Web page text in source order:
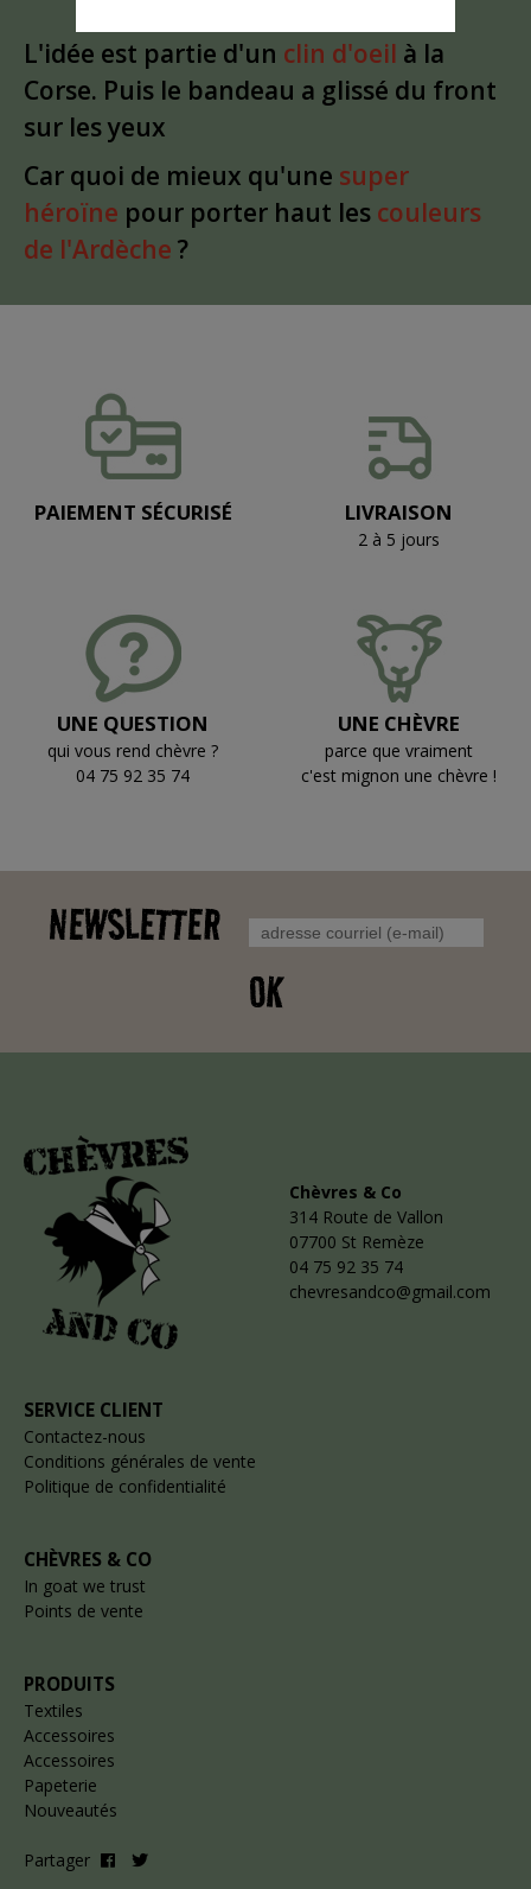
L'idée est partie d'un clin d'oeil à la
Corse. Puis le bandeau a glissé du front
sur les yeux
Car quoi de mieux qu'une super
héroïne pour porter haut les couleurs
de l'Ardèche ?
PAIEMENT SÉCURISÉ LIVRAISON
2 à 5 jours
UNE QUESTION
qui vous rend chèvre ?
04 75 92 35 74
UNE CHÈVRE
parce que vraiment
c'est mignon une chèvre !
NEWSLETTER
OK
Chèvres & Co
314 Route de Vallon
07700 St Remèze
04 75 92 35 74
chevresandco@gmail.com
SERVICE CLIENT
Contactez-nous
Conditions générales de vente
Politique de confidentialité
CHÈVRES & CO
In goat we trust
Points de vente
PRODUITS
Textiles
Accessoires
Accessoires
Papeterie
Nouveautés
Partager